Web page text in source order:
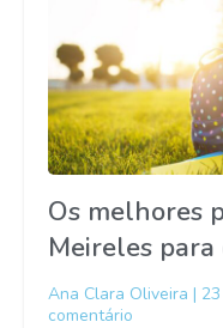
Os melhores
Meireles para
Ana Clara Oliveira
comentário